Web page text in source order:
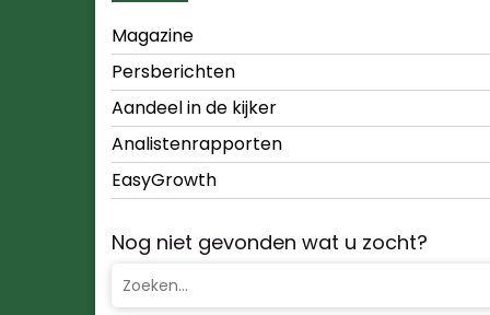
Magazine
Persberichten
Aandeel in de kijker
Analistenrapporten
EasyGrowth
Nog niet gevonden wat u zocht?